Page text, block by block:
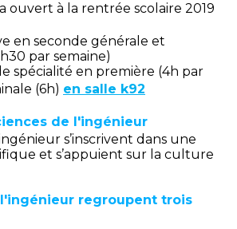
a ouvert à la rentrée scolaire 2019
en seconde générale et
par semaine)
spécialité en première (4h par
(6h) en salle k92
de l'ingénieur
s’inscrivent dans une
et s’appuient sur la culture
regroupent trois